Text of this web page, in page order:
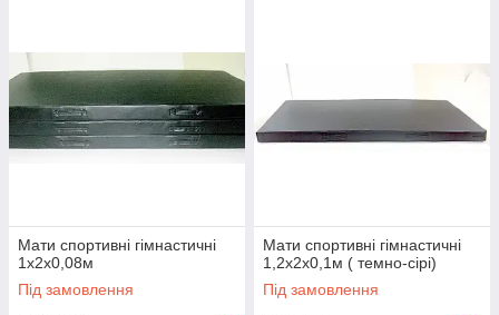
Мати спортивні гімнастичні
1х2х0,08м
Під замовлення
Мати спортивні гімнастичні
1,2х2х0,1м ( темно-сірі)
Під замовлення